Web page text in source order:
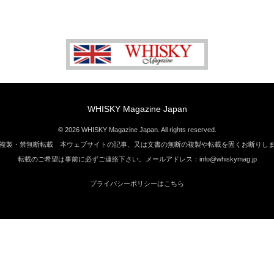
WHISKY Magazine Japan
© 2026 WHISKY Magazine Japan. All rights reserved.
製・禁無断転載 本ウェブサイトの記事、又は文書の無断の複製や転載を固くお断りし
転載のご希望は事前に必ずご連絡下さい。メールアドレス：info@whiskymag.jp
プライバシーポリシーはこちら